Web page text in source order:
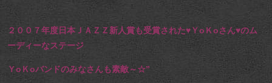
２００７年度日本ＪＡＺＺ新人賞も受賞された♥ＹoＫoさん♥のム
ーディーなステージ
ＹoＫoバンドのみなさんも素敵～☆”